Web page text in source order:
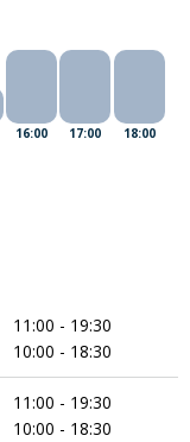
16:00 17:00 18:00
11:00 - 19:30
10:00 - 18:30
11:00 - 19:30
10:00 - 18:30